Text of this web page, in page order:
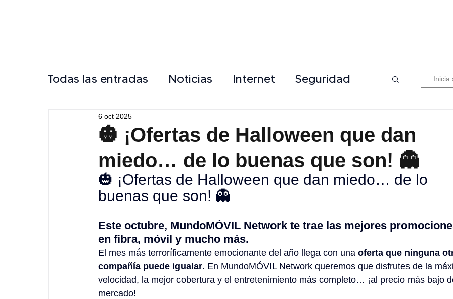
Todas las entradas Noticias Internet Seguridad Inicia
🎃 ¡Ofertas de Halloween que dan
miedo… de lo buenas que son! 👻
6 oct 2025
🎃 ¡Ofertas de Halloween que dan miedo… de lo
buenas que son! 👻
Este octubre, MundoMÓVIL Network te trae las mejores
en fibra, móvil y mucho más.
El mes más terroríficamente emocionante del año llega con una oferta que ninguna
compañía puede igualar. En MundoMÓVIL Network queremos que disfrutes de la
velocidad, la mejor cobertura y el entretenimiento más completo… ¡al precio más bajo
mercado!